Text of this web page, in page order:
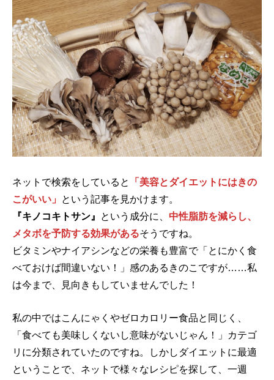
ネットで検索をしていると
「美容とダイエットにはきの
こがいい」
という記事を見かけます。
『キノコキトサン』
という成分に、 中性脂肪を減らし、
メタボを予防する効果があるそうですね。
ビタミンやナイアシンなどの栄養も豊富で「とにかく食
べておけば間違いない！」感のあるきのこですが……私
は今まで、見向きもしていませんでした！
私の中ではこんにゃくやゼロカロリー食品と同じく、
「食べても美味しくないし意味がないじゃん！」カテゴ
リに分類されていたのですね。しかしダイエットに最適
ということで、ネットで様々なレシピを探して、一週